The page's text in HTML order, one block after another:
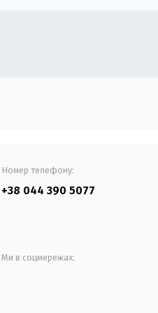
Номер телефону:
+38 044 390 5077
Ми в соцмережах: